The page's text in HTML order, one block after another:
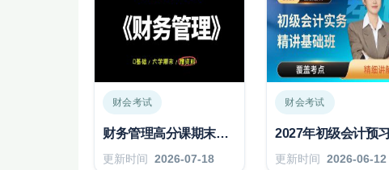
财会考试
财务管理高分课期末复习
更新时间 2026-07-18
财会考试
2027年初级会计预习
更新时间 2026-06-12